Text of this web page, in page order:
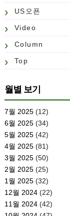
US오픈
Video
Column
Top
월별 보기
7월 2025(12)
6월 2025(34)
5월 2025(42)
4월 2025(81)
3월 2025(50)
2월 2025(25)
1월 2025(32)
12월 2024(22)
11월 2024(42)